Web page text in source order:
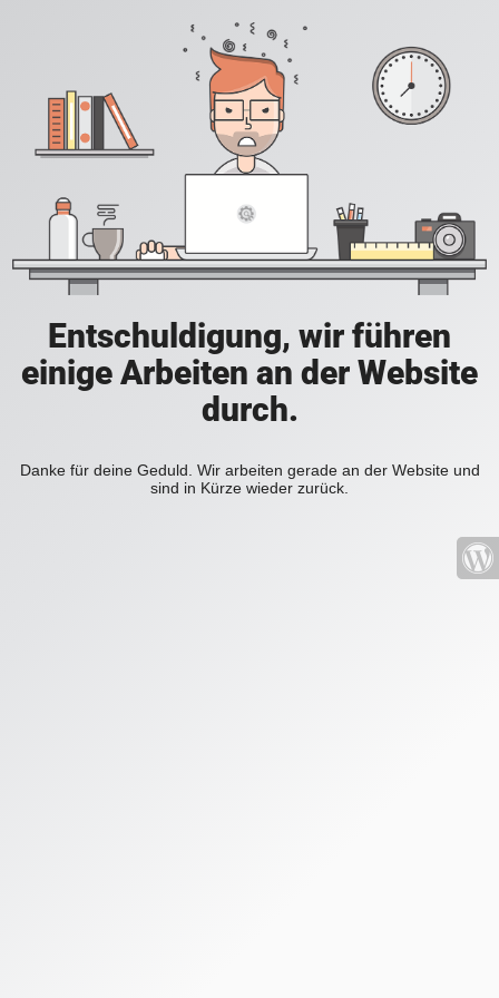
Entschuldigung, wir führen
einige Arbeiten an der Website
durch.
Danke für deine Geduld. Wir arbeiten gerade an der Website und
sind in Kürze wieder zurück.